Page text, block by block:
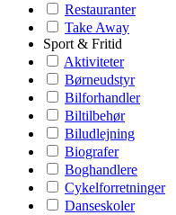
Restauranter
Take Away
Sport & Fritid
Aktiviteter
Børneudstyr
Bilforhandler
Biltilbehør
Biludlejning
Biografer
Boghandlere
Cykelforretninger
Danseskoler